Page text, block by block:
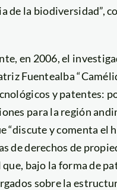
de la biodiversidad”,
en 2006, el
Fuentealba
y patentes:
para la región
“discute y comenta el
de derechos de
bajo la forma de
sobre la